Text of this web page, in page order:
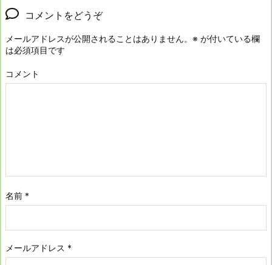
コメントをどうぞ
メールアドレスが公開されることはありません。 ※ が付いている欄
は必須項目です
コメント
名前 *
メールアドレス *